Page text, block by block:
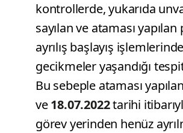
kontrollerde, yukarıda
sayılan ve ataması
ayrılış başlayış işlemlerinde
gecikmeler yaşandığı
Bu sebeple ataması yapılan
ve18.07.2022tarihi
görev yerinden henüz